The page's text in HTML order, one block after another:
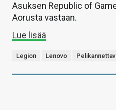
Asuksen Republic of
Aorusta vastaan.
Lue lisää
Legion Lenovo